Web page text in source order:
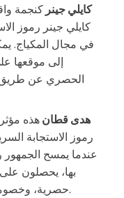
كايلي جينر كنجمة
كايلي جينر رموز
في مجال المكياج.
إلى موقعها
الحصري عن طريق
هدى قطانهذه
رموز الاستجابة
عندما يمسح الجمهور
بها، يحصلون
حصرية، وخصومات، ودروس تعليمية، والمزيد.